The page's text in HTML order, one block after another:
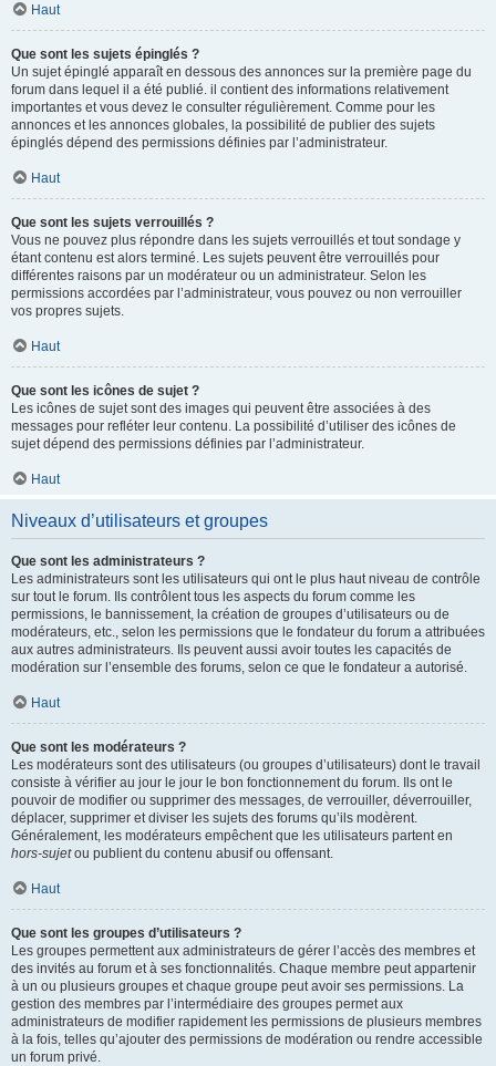
Haut
Que sont les sujets épinglés ?
Un sujet épinglé apparaît en dessous des annonces sur la première page du
forum dans lequel il a été publié. il contient des informations relativement
importantes et vous devez le consulter régulièrement. Comme pour les
annonces et les annonces globales, la possibilité de publier des sujets
épinglés dépend des permissions définies par l’administrateur.
Haut
Que sont les sujets verrouillés ?
Vous ne pouvez plus répondre dans les sujets verrouillés et tout sondage y
étant contenu est alors terminé. Les sujets peuvent être verrouillés pour
différentes raisons par un modérateur ou un administrateur. Selon les
permissions accordées par l’administrateur, vous pouvez ou non verrouiller
vos propres sujets.
Haut
Que sont les icônes de sujet ?
Les icônes de sujet sont des images qui peuvent être associées à des
messages pour refléter leur contenu. La possibilité d’utiliser des icônes de
sujet dépend des permissions définies par l’administrateur.
Haut
Niveaux d’utilisateurs et groupes
Que sont les administrateurs ?
Les administrateurs sont les utilisateurs qui ont le plus haut niveau de contrôle
sur tout le forum. Ils contrôlent tous les aspects du forum comme les
permissions, le bannissement, la création de groupes d’utilisateurs ou de
modérateurs, etc., selon les permissions que le fondateur du forum a attribuées
aux autres administrateurs. Ils peuvent aussi avoir toutes les capacités de
modération sur l’ensemble des forums, selon ce que le fondateur a autorisé.
Haut
Que sont les modérateurs ?
Les modérateurs sont des utilisateurs (ou groupes d’utilisateurs) dont le travail
consiste à vérifier au jour le jour le bon fonctionnement du forum. Ils ont le
pouvoir de modifier ou supprimer des messages, de verrouiller, déverrouiller,
déplacer, supprimer et diviser les sujets des forums qu’ils modèrent.
Généralement, les modérateurs empêchent que les utilisateurs partent en
hors-sujetou publient du contenu abusif ou offensant.
Haut
Que sont les groupes d’utilisateurs ?
Les groupes permettent aux administrateurs de gérer l’accès des membres et
des invités au forum et à ses fonctionnalités. Chaque membre peut appartenir
à un ou plusieurs groupes et chaque groupe peut avoir ses permissions. La
gestion des membres par l’intermédiaire des groupes permet aux
administrateurs de modifier rapidement les permissions de plusieurs membres
à la fois, telles qu’ajouter des permissions de modération ou rendre accessible
un forum privé.